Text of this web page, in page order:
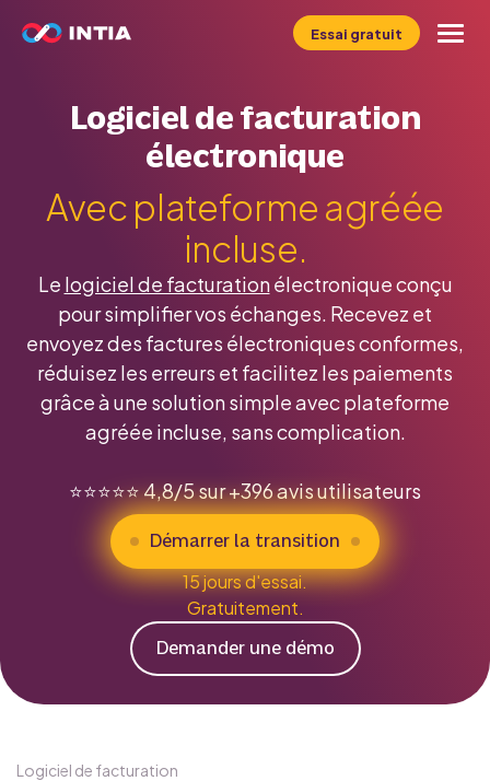
Essai gratuit
Le logiciel INFast
Tarifs
Ressources
Logiciel de facturation
électronique
Avec plateforme agréée
incluse.
Le logiciel de facturationélectronique conçu
pour simplifier vos échanges. Recevez et
envoyez des factures électroniques conformes,
réduisez les erreurs et facilitez les paiements
grâce à une solution simple avec plateforme
agréée incluse, sans complication.
⭐️⭐️⭐️⭐️⭐️ 4,8/5 sur +396 avis utilisateurs
Démarrer la transition
15 jours d'essai.
Gratuitement.
Demander une démo
Logiciel de facturation